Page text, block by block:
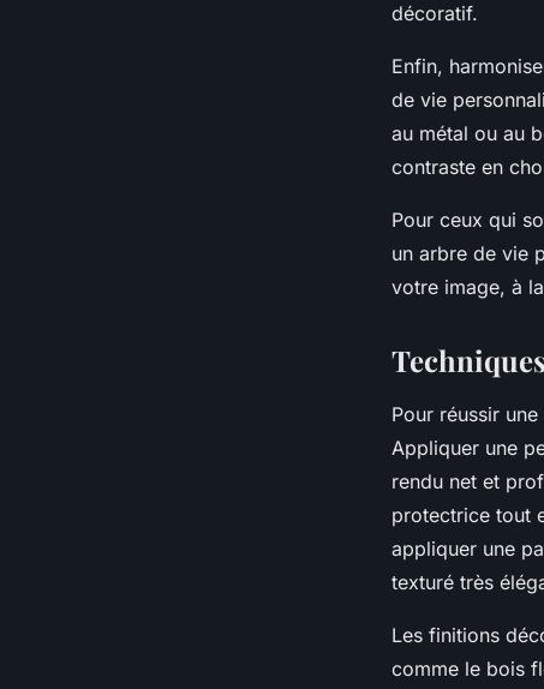
décoratif.
Enfin,
de vie
au métal ou au
contraste en
Pour ceux qui
un arbre de vie
votre image, à
Pour réussir
Appliquer une
rendu net et
protectrice tout
appliquer une
texturé très
Les finitions
comme le bois